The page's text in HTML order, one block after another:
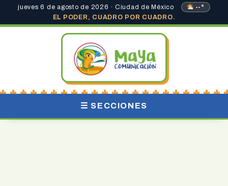
jueves 6 de agosto de 2026 · Ciudad de México
--°
EL PODER, CUADRO POR CUADRO.
☰ SECCIONES